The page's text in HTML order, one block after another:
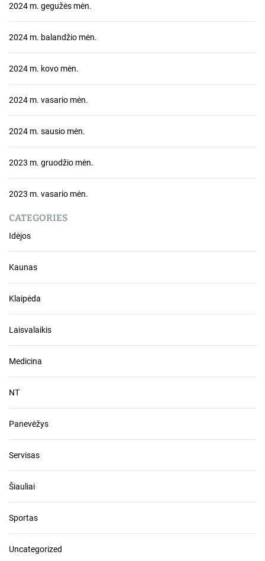
2024 m. gegužės mėn.
2024 m. balandžio mėn.
2024 m. kovo mėn.
2024 m. vasario mėn.
2024 m. sausio mėn.
2023 m. gruodžio mėn.
2023 m. vasario mėn.
CATEGORIES
Idėjos
Kaunas
Klaipėda
Laisvalaikis
Medicina
NT
Panevėžys
Servisas
Šiauliai
Sportas
Uncategorized